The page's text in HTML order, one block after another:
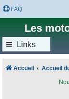
FAQ
Les
Links
Accueil Accueil